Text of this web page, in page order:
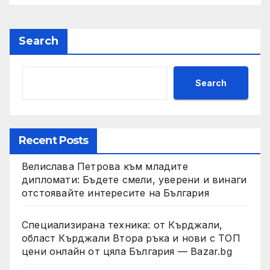
Search
Search
Recent Posts
Велислава Петрова към младите
дипломати: Бъдете смели, уверени и винаги
отстоявайте интересите на България
Специализирана техника: от Кърджали,
област Кърджали Втора ръка и нови с ТОП
цени онлайн от цяла България — Bazar.bg